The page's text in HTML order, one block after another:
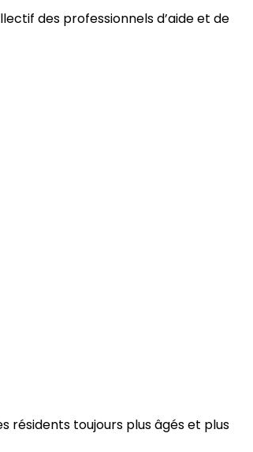
des professionnels d’aide et de
résidents toujours plus âgés et plus